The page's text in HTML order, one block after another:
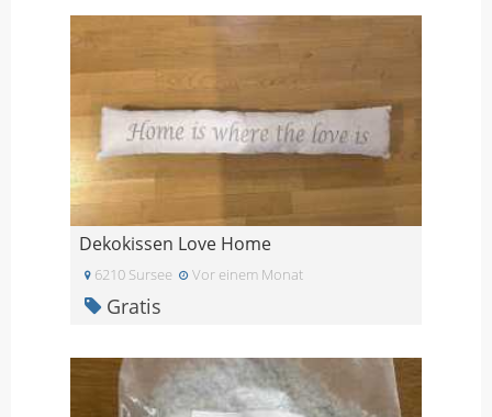
Dekokissen Love Home
6210 Sursee Vor einem Monat
Gratis